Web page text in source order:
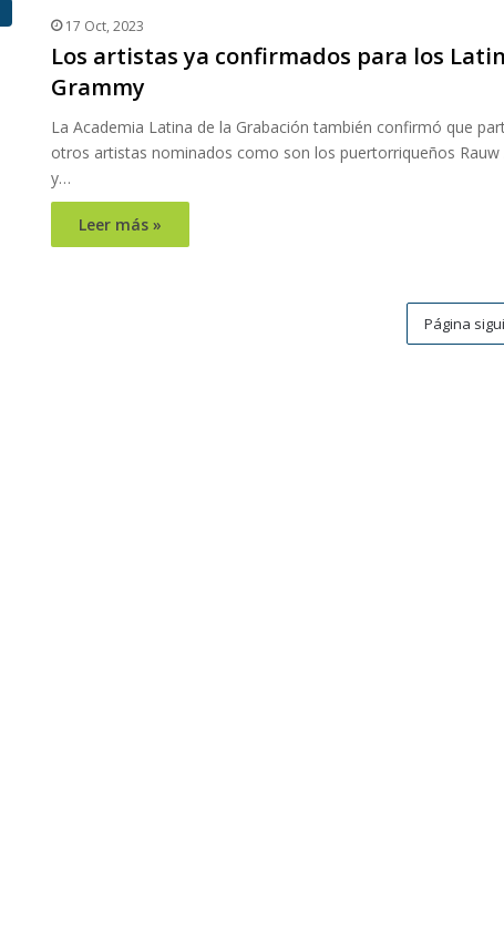
17 Oct, 2023
Los artistas ya confirmados para los Latin
Grammy
La Academia Latina de la Grabación también confirmó que
otros artistas nominados como son los puertorriqueños Rauw
y…
Leer más »
Página